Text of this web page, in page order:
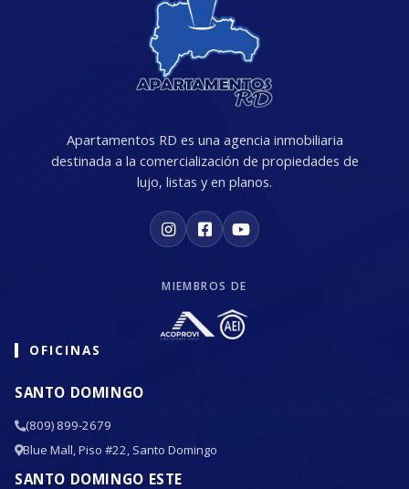
Apartamentos RD es una agencia inmobiliaria
destinada a la comercialización de propiedades de
lujo, listas y en planos.
MIEMBROS DE
OFICINAS
SANTO DOMINGO
(809) 899-2679
Blue Mall, Piso #22, Santo Domingo
SANTO DOMINGO ESTE